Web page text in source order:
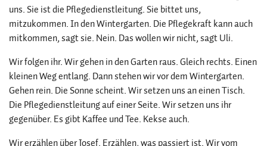
uns. Sie ist die Pflegedienstleitung. Sie bittet uns,
mitzukommen. In den Wintergarten. Die Pflegekraft kann auch
mitkommen, sagt sie. Nein. Das wollen wir nicht, sagt Uli.
Wir folgen ihr. Wir gehen in den Garten raus. Gleich rechts. Einen
kleinen Weg entlang. Dann stehen wir vor dem Wintergarten.
Gehen rein. Die Sonne scheint. Wir setzen uns an einen Tisch.
Die Pflegedienstleitung auf einer Seite. Wir setzen uns ihr
gegenüber. Es gibt Kaffee und Tee. Kekse auch.
Wir erzählen über Josef. Erzählen, was passiert ist. Wir vom